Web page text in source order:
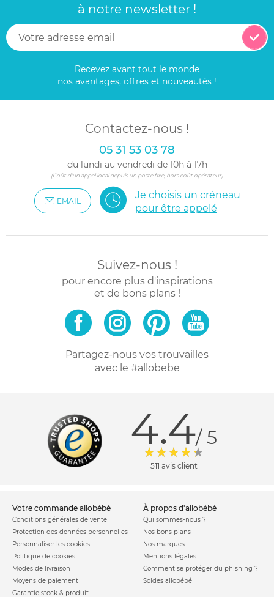
à notre newsletter !
Recevez avant tout le monde
nos avantages, offres et nouveautés !
Contactez-nous !
05 31 53 03 78
du lundi au vendredi de 10h à 17h
(Coût d'un appel local depuis un poste fixe, hors coût opérateur)
EMAIL
Je choisis un créneau
pour être appelé
Suivez-nous !
pour encore plus d'inspirations
et de bons plans !
Partagez-nous vos trouvailles
avec le #allobebe
4.4/ 5
511 avis client
votre commande allobébé
Conditions générales de vente
Protection des données personnelles
Personnaliser les cookies
Politique de cookies
Modes de livraison
Moyens de paiement
Garantie stock & produit
à propos d'allobébé
Qui sommes-nous ?
Nos bons plans
Nos marques
Mentions légales
Comment se protéger du phishing ?
Soldes allobébé